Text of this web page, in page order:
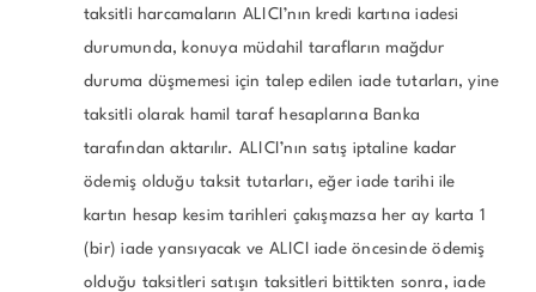
taksitli harcamaların ALICI’nın kredi kartına iadesi
durumunda, konuya müdahil tarafların mağdur
duruma düşmemesi için talep edilen iade tutarları, yine
taksitli olarak hamil taraf hesaplarına Banka
tarafından aktarılır. ALICI’nın satış iptaline kadar
ödemiş olduğu taksit tutarları, eğer iade tarihi ile
kartın hesap kesim tarihleri çakışmazsa her ay karta 1
(bir) iade yansıyacak ve ALICI iade öncesinde ödemiş
olduğu taksitleri satışın taksitleri bittikten sonra, iade